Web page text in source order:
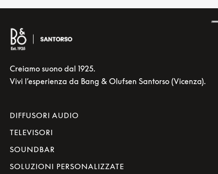
Creiamo suono dal 1925.
Vivi l’esperienza da Bang & Olufsen Santorso (Vicenza).
DIFFUSORI AUDIO
TELEVISORI
SOUNDBAR
SOLUZIONI PERSONALIZZATE